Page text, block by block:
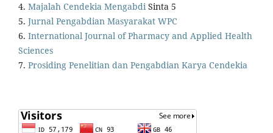
4. Majalah Cendekia MengabdiSinta 5
5. Jurnal Pengabdian Masyarakat WPC
6. International Journal of Pharmacy and Applied Health
Sciences
7. Prosiding Penelitian dan Pengabdian Karya Cendekia